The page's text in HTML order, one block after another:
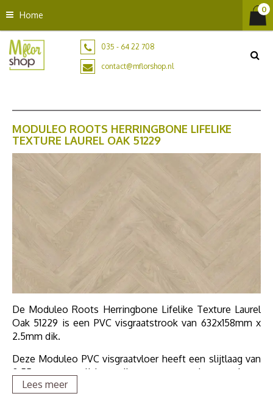
n
Home
035 - 64 22 708
contact@mflorshop.nl
MODULEO ROOTS HERRINGBONE LIFELIKE
TEXTURE LAUREL OAK 51229
De Moduleo Roots Herringbone Lifelike Texture Laurel
Oak 51229 is een PVC visgraatstrook van 632x158mm x
2.5mm dik.
Deze Moduleo PVC visgraatvloer heeft een slijtlaag van
0.55mm en een licht voelbare structuur, uitgevoerd met
een v-groef rondom de strook. Door zijn 0.55mm
Lees meer